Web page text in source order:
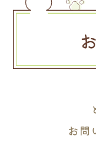
お問